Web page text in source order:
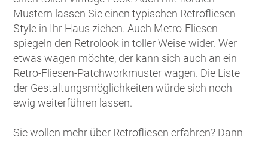
Mustern lassen Sie einen typischen Retrofliesen-
Style in Ihr Haus ziehen. Auch Metro-Fliesen
spiegeln den Retrolook in toller Weise wider. Wer
etwas wagen möchte, der kann sich auch an ein
Retro-Fliesen-Patchworkmuster wagen. Die Liste
der Gestaltungsmöglichkeiten würde sich noch
ewig weiterführen lassen.
Sie wollen mehr über Retrofliesen erfahren? Dann